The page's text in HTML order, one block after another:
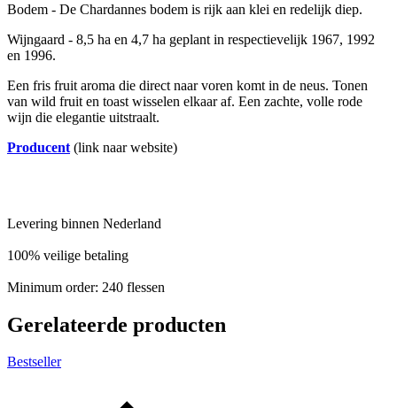
Bodem - De Chardannes bodem is rijk aan klei en redelijk diep.
Wijngaard - 8,5 ha en 4,7 ha geplant in respectievelijk 1967, 1992
en 1996.
Een fris fruit aroma die direct naar voren komt in de neus. Tonen
van wild fruit en toast wisselen elkaar af. Een zachte, volle rode
wijn die elegantie uitstraalt.
Producent (link naar website)
Levering binnen Nederland
100% veilige betaling
Minimum order: 240 flessen
Gerelateerde producten
Bestseller